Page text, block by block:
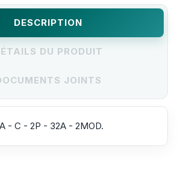
DESCRIPTION
DU PRODUIT
JOINTS
- C - 2P - 32A - 2MOD.